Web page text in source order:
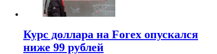
Курс доллара на Forex опускался
ниже 99 рублей